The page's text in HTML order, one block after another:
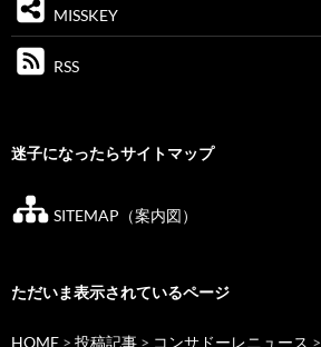
MISSKEY
RSS
迷子になったらサイトマップ
SITEMAP（案内図）
ただいま表示されているページ
HOME > 投稿記事 > コンサドーレニュース >